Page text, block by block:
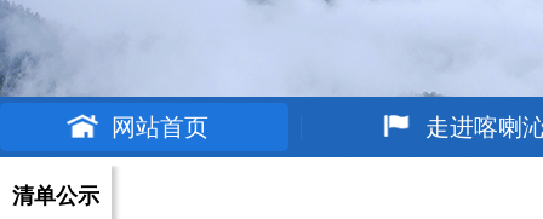
网站首页 走进喀喇
清单公示